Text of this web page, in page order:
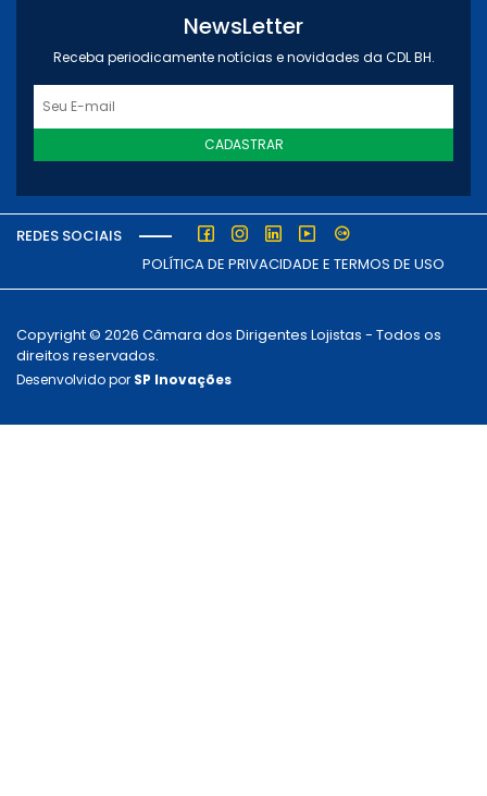
NewsLetter
Receba periodicamente notícias e novidades da CDL BH.
CADASTRAR
REDES SOCIAIS
POLÍTICA DE PRIVACIDADE E TERMOS DE USO
Copyright © 2026 Câmara dos Dirigentes Lojistas - Todos os
direitos reservados.
Desenvolvido por SP Inovações